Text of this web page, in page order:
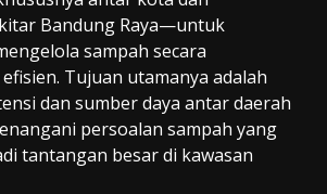
Bandung Raya—untuk
sampah secara
Tujuan utamanya adalah
dan sumber daya antar daerah
persoalan sampah yang
tantangan besar di kawasan